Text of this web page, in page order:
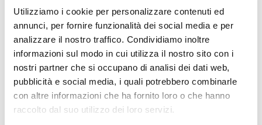
Utilizziamo i cookie per personalizzare contenuti ed
annunci, per fornire funzionalità dei social media e per
analizzare il nostro traffico. Condividiamo inoltre
informazioni sul modo in cui utilizza il nostro sito con i
nostri partner che si occupano di analisi dei dati web,
pubblicità e social media, i quali potrebbero combinarle
con altre informazioni che ha fornito loro o che hanno
raccolto dal suo utilizzo dei loro servizi.
Last Updated on Dicembre 15, 2016
Toffoletto De Luca Tamajo e Soci presenta la nuova
edizione dell’eBook «
Le novità del Jobs Act
disposizioni del Jobs Act e degli ultimi decreti attuativi.